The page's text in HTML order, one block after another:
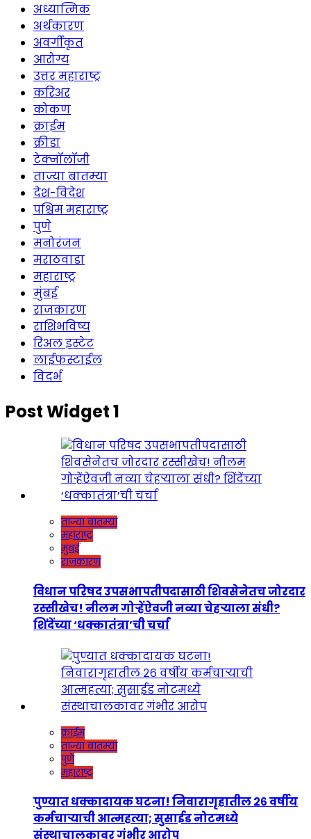
अध्यात्मिक
अर्थकारण
अवर्गीकृत
आरोग्य
उत्तर महाराष्ट्र
करिअर
कोकण
क्राईम
क्रीडा
टेक्नॉलॉजी
ताज्या बातम्या
देश-विदेश
पश्चिम महाराष्ट्र
पुणे
मनोरंजन
मराठवाडा
महाराष्ट्र
मुंबई
राजकारण
राशिभविष्य
रिअल इस्टेट
लाईफस्टाईल
विदर्भ
Post Widget 1
ताज्या बातम्या
महाराष्ट्र
मुंबई
राजकारण
विधान परिषद उपसभापतीपदासाठी शिवसेनेतच जोरदार
रस्सीखेच! नीलम गोऱ्हेंऐवजी नव्या चेहऱ्याला संधी?
शिंदेंच्या ‘धक्कातंत्रा’ची चर्चा
क्राईम
ताज्या बातम्या
पुणे
महाराष्ट्र
पुण्यात धक्कादायक घटना! निवारागृहातील २६ वर्षीय
कर्मचाऱ्याची आत्महत्या; सुसाईड नोटमध्ये
संस्थाचालकावर गंभीर आरोप